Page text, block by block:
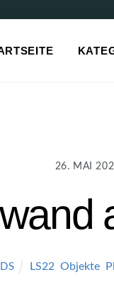
26. MAI
LS22 Objekte,